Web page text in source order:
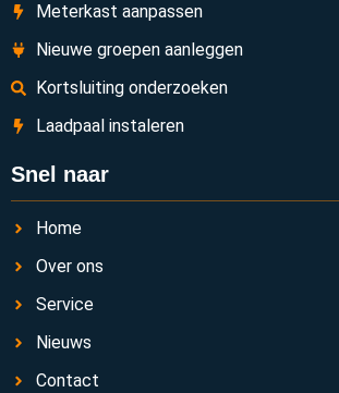
Meterkast aanpassen
Nieuwe groepen aanleggen
Kortsluiting onderzoeken
Laadpaal instaleren
Snel naar
Home
Over ons
Service
Nieuws
Contact